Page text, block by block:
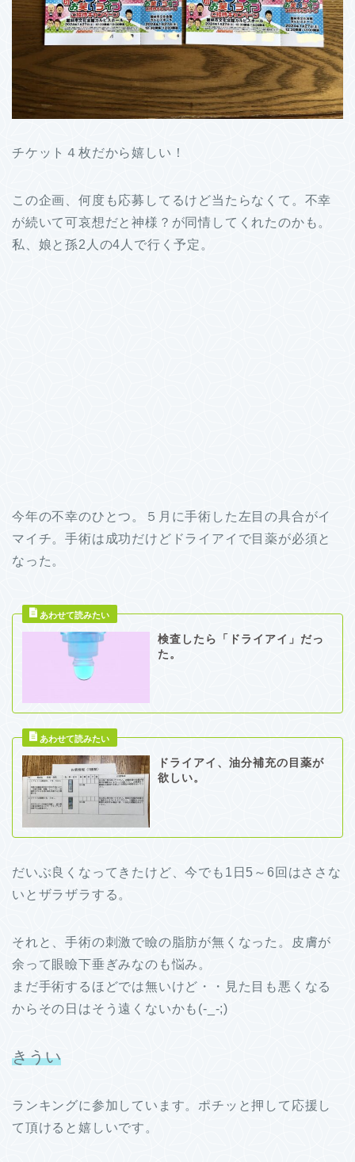
チケット４枚だから嬉しい！
この企画、何度も応募してるけど当たらなくて。不幸
が続いて可哀想だと神様？が同情してくれたのかも。
私、娘と孫2人の4人で行く予定。
今年の不幸のひとつ。５月に手術した左目の具合がイ
マイチ。手術は成功だけどドライアイで目薬が必須と
なった。
検査したら「ドライアイ」だっ
た。
ドライアイ、油分補充の目薬が
欲しい。
だいぶ良くなってきたけど、今でも1日5～6回はささな
いとザラザラする。
それと、手術の刺激で瞼の脂肪が無くなった。皮膚が
余って眼瞼下垂ぎみなのも悩み。
まだ手術するほどでは無いけど・・見た目も悪くなる
からその日はそう遠くないかも(-_-;)
きうい
ランキングに参加しています。ポチッと押して応援し
て頂けると嬉しいです。